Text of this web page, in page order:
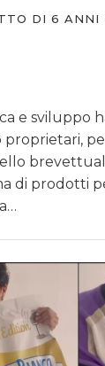
DI 6 ANNI
e sviluppo
proprietari,
di prodotti